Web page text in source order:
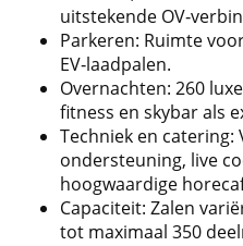
uitstekende
Parkeren: Ruimte
EV‑laadpalen.
Overnachten: 260
fitness en skybar als
Techniek en catering:
ondersteuning, live
hoogwaardige
Capaciteit: Zalen
tot maximaal 350